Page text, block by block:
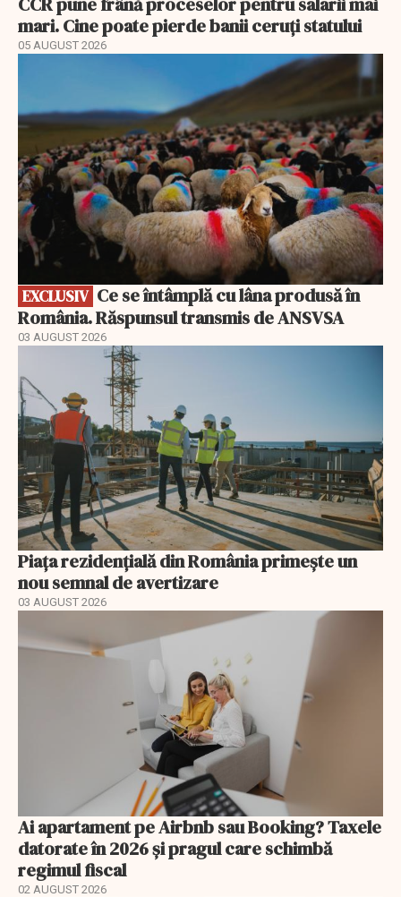
mari. Cine poate pierde banii ceruți statului
05 AUGUST 2026
EXCLUSIV
România. Răspunsul transmis de ANSVSA
03 AUGUST 2026
Piața rezidențială din România primește un
nou semnal de avertizare
03 AUGUST 2026
Ai apartament pe Airbnb sau Booking? Taxele
datorate în 2026 și pragul care schimbă
regimul fiscal
02 AUGUST 2026